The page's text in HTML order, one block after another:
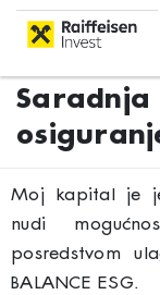
Saradnja
Moj kapital je
nudi
posredstvom
BALANCE ESG.